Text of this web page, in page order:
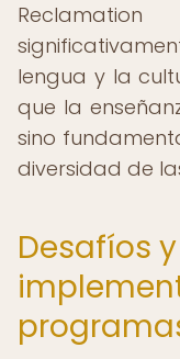
lengua y la
que la
sino
diversidad de
Desafíos